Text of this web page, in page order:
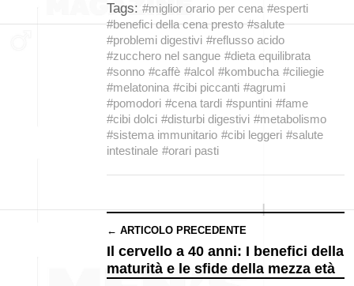
Tags: #miglior orario per cena #esperti
#benefici della cena presto #salute
#problemi digestivi #reflusso acido
#zucchero nel sangue #dieta equilibrata
#sonno #caffè #alcol #kombucha #ciliegie
#melatonina #cibi piccanti #agrumi
#pomodori #cena tardi #spuntini #fame
#cibi dolci #disturbi digestivi #metabolismo
#sistema immunitario #cibi leggeri #salute
intestinale #orari pasti
← ARTICOLO PRECEDENTE
Il cervello a 40 anni: I benefici della
maturità e le sfide della mezza età